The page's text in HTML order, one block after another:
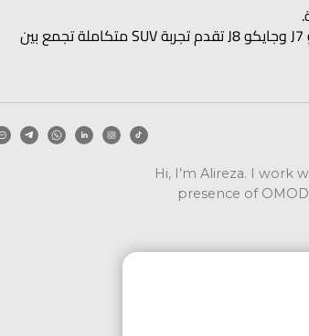
سواء كنت تبحث عن سيارتك العائلية الأولى أو تخطط للترقية إلى فئة أعلى، فإن طرازات جايكو J5 وجايكو J7 وجايكو J8 تقدم تجربة SUV متكاملة تجمع بين
Hi, I’m Alireza. I work
presence of